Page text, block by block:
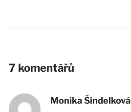
7 komentářů
Monika Šindelková